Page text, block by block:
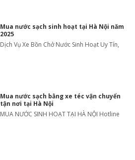
Mua nước sạch sinh hoạt tại Hà Nội năm
2025
Dịch Vụ Xe Bồn Chở Nước Sinh Hoạt Uy Tín,
Mua nước sạch bằng xe téc vận chuyển
tận nơi tại Hà Nội
MUA NƯỚC SINH HOẠT TẠI HÀ NỘI Hotline